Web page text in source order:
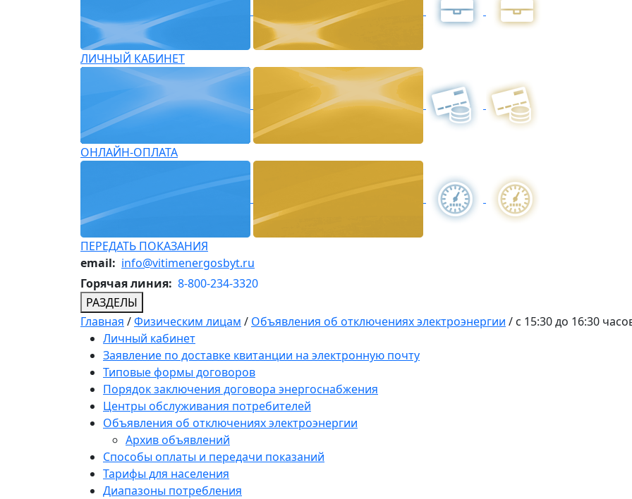
ЛИЧНЫЙ КАБИНЕТ
ОНЛАЙН-ОПЛАТА
ПЕРЕДАТЬ ПОКАЗАНИЯ
email: info@vitimenergosbyt.ru
Горячая линия: 8-800-234-3320
РАЗДЕЛЫ
Главная /Физическим лицам / Объявления об отключениях электроэнергии / с 15:30 до 16:30
Личный кабинет
Заявление по доставке квитанции на электронную почту
Типовые формы договоров
Порядок заключения договора энергоснабжения
Центры обслуживания потребителей
Объявления об отключениях электроэнергии
Архив объявлений
Способы оплаты и передачи показаний
Тарифы для населения
Диапазоны потребления